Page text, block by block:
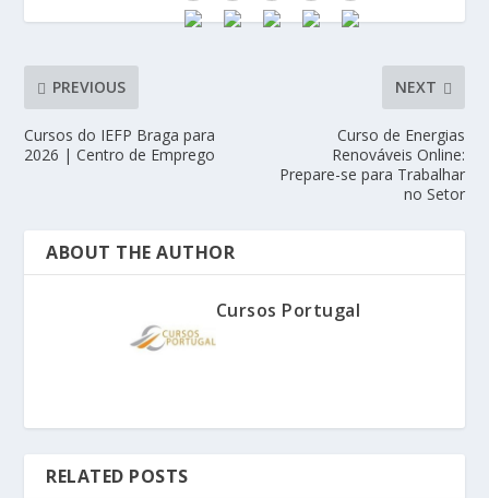
PREVIOUS
Cursos do IEFP Braga para
2026 | Centro de Emprego
NEXT
Curso de Energias
Renováveis Online:
Prepare-se para Trabalhar
no Setor
ABOUT THE AUTHOR
Cursos Portugal
RELATED POSTS